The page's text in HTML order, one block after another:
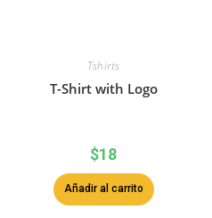
Tshirts
T-Shirt with Logo
$18
Añadir al carrito